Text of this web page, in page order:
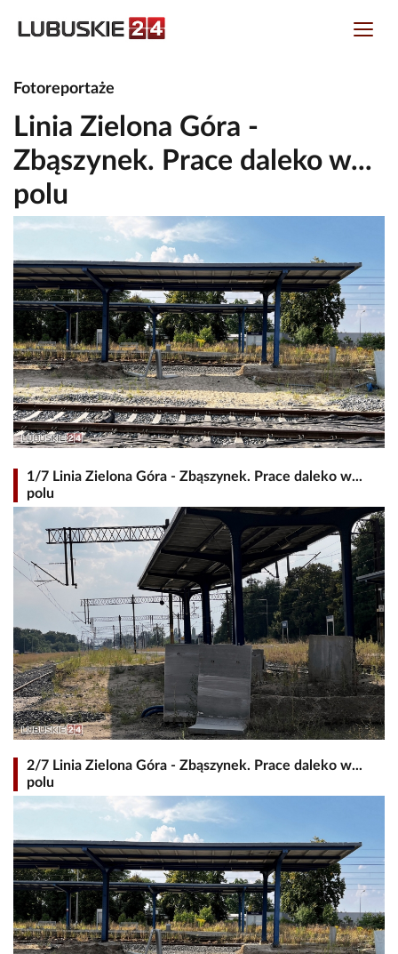
Fotoreportaże
Linia Zielona Góra -
Zbąszynek. Prace daleko w...
polu
1/7 Linia Zielona Góra - Zbąszynek. Prace daleko w...
polu
2/7 Linia Zielona Góra - Zbąszynek. Prace daleko w...
polu